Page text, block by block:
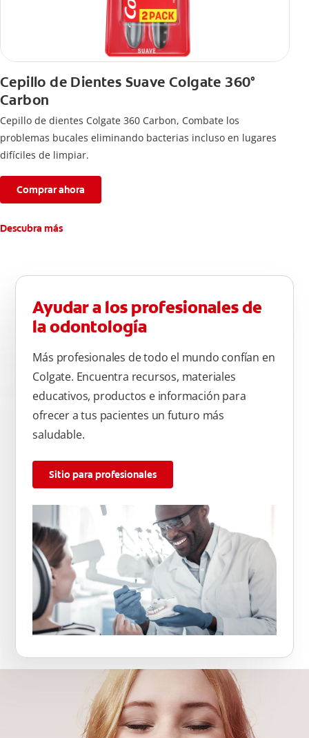
Cepillo de Dientes Suave Colgate 360°
Carbon
Cepillo de dientes Colgate 360 ​​Carbon, Combate los
problemas bucales eliminando bacterias incluso en lugares
difíciles de limpiar.
Comprar ahora
Descubra más
Ayudar a los profesionales de
la odontología
Más profesionales de todo el mundo confían en
Colgate. Encuentra recursos, materiales
educativos, productos e información para
ofrecer a tus pacientes un futuro más
saludable.
Sitio para profesionales